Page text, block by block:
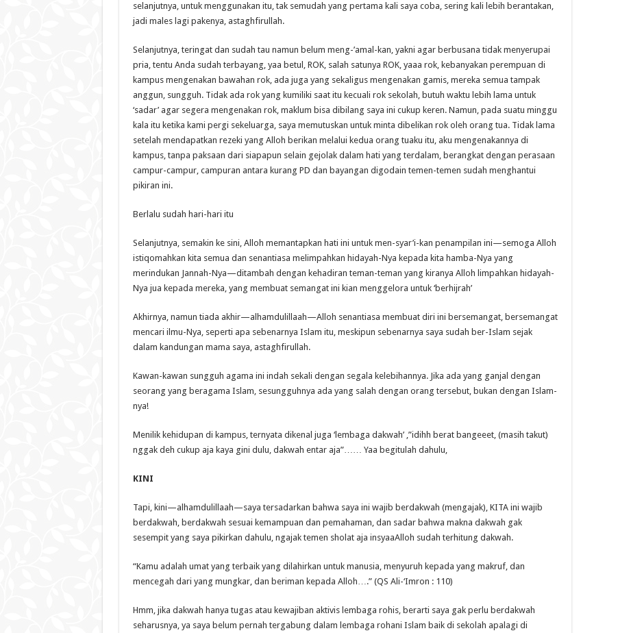
selanjutnya, untuk menggunakan itu, tak semudah yang pertama kali saya coba, sering kali lebih berantakan,
jadi males lagi pakenya, astaghfirullah.
Selanjutnya, teringat dan sudah tau namun belum meng-’amal-kan, yakni agar berbusana tidak menyerupai
pria, tentu Anda sudah terbayang, yaa betul, ROK, salah satunya ROK, yaaa rok, kebanyakan perempuan di
kampus mengenakan bawahan rok, ada juga yang sekaligus mengenakan gamis, mereka semua tampak
anggun, sungguh. Tidak ada rok yang kumiliki saat itu kecuali rok sekolah, butuh waktu lebih lama untuk
‘sadar’ agar segera mengenakan rok, maklum bisa dibilang saya ini cukup keren. Namun, pada suatu minggu
kala itu ketika kami pergi sekeluarga, saya memutuskan untuk minta dibelikan rok oleh orang tua. Tidak lama
setelah mendapatkan rezeki yang Alloh berikan melalui kedua orang tuaku itu, aku mengenakannya di
kampus, tanpa paksaan dari siapapun selain gejolak dalam hati yang terdalam, berangkat dengan perasaan
campur-campur, campuran antara kurang PD dan bayangan digodain temen-temen sudah menghantui
pikiran ini.
Berlalu sudah hari-hari itu
Selanjutnya, semakin ke sini, Alloh memantapkan hati ini untuk men-syar’i-kan penampilan ini—semoga Alloh
istiqomahkan kita semua dan senantiasa melimpahkan hidayah-Nya kepada kita hamba-Nya yang
merindukan Jannah-Nya—ditambah dengan kehadiran teman-teman yang kiranya Alloh limpahkan hidayah-
Nya jua kepada mereka, yang membuat semangat ini kian menggelora untuk ‘berhijrah’
Akhirnya, namun tiada akhir—alhamdulillaah—Alloh senantiasa membuat diri ini bersemangat, bersemangat
mencari ilmu-Nya, seperti apa sebenarnya Islam itu, meskipun sebenarnya saya sudah ber-Islam sejak
dalam kandungan mama saya, astaghfirullah.
Kawan-kawan sungguh agama ini indah sekali dengan segala kelebihannya. Jika ada yang ganjal dengan
seorang yang beragama Islam, sesungguhnya ada yang salah dengan orang tersebut, bukan dengan Islam-
nya!
Menilik kehidupan di kampus, ternyata dikenal juga ‘lembaga dakwah’ ,”idihh berat bangeeet, (masih takut)
nggak deh cukup aja kaya gini dulu, dakwah entar aja”…… Yaa begitulah dahulu,
KINI
Tapi, kini—alhamdulillaah—saya tersadarkan bahwa saya ini wajib berdakwah (mengajak), KITA ini wajib
berdakwah, berdakwah sesuai kemampuan dan pemahaman, dan sadar bahwa makna dakwah gak
sesempit yang saya pikirkan dahulu, ngajak temen sholat aja insyaaAlloh sudah terhitung dakwah.
“Kamu adalah umat yang terbaik yang dilahirkan untuk manusia, menyuruh kepada yang makruf, dan
mencegah dari yang mungkar, dan beriman kepada Alloh….” (QS Ali-‘Imron : 110)
Hmm, jika dakwah hanya tugas atau kewajiban aktivis lembaga rohis, berarti saya gak perlu berdakwah
seharusnya, ya saya belum pernah tergabung dalam lembaga rohani Islam baik di sekolah apalagi di